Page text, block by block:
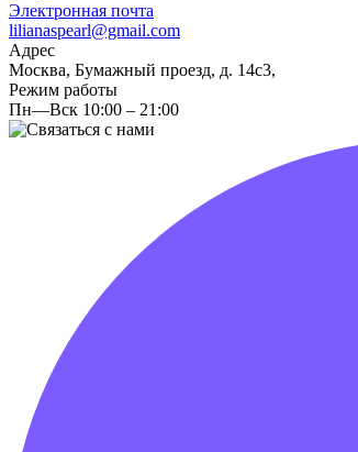
Электронная почта
lilianaspearl@gmail.com
Адрес
Москва, Бумажный проезд, д. 14с3,
Режим работы
Пн—Вск 10:00 – 21:00